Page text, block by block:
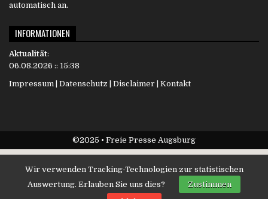
automatisch an.
INFORMATIONEN
Aktualität:
06.08.2026 :: 15:38
Impressum | Datenschutz | Disclaimer | Kontakt
©2025 • Freie Presse Augsburg
Wir verwenden Tracking-Technologien zur statistischen
Auswertung. Erlauben Sie uns dies?
Zustimmen